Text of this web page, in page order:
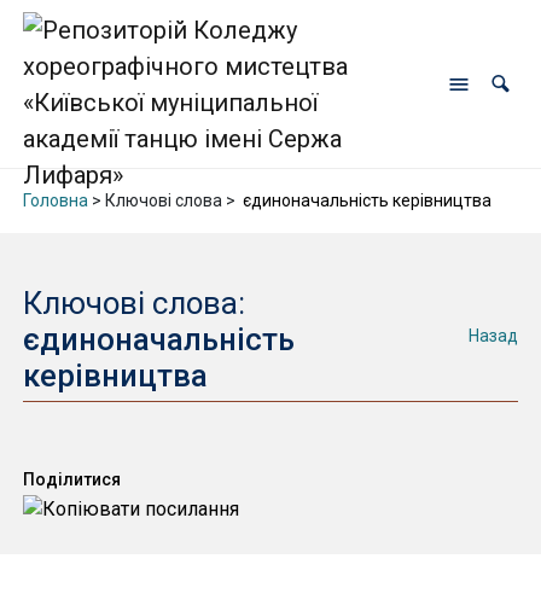
Головна > Ключові слова > єдиноначальність керівництва
Ключові слова:
єдиноначальність
керівництва
Назад
Поділитися